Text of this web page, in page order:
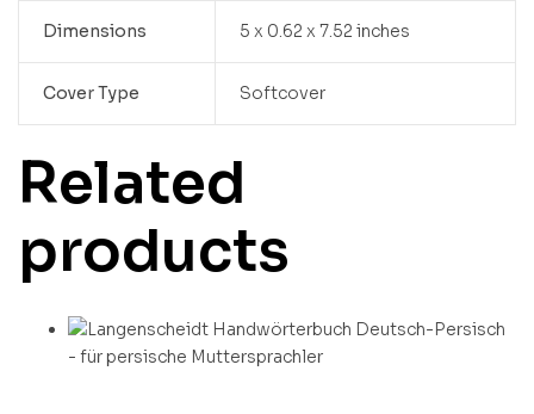
Dimensions 5 x 0.62 x 7.52 inches
Cover Type Softcover
Related
products